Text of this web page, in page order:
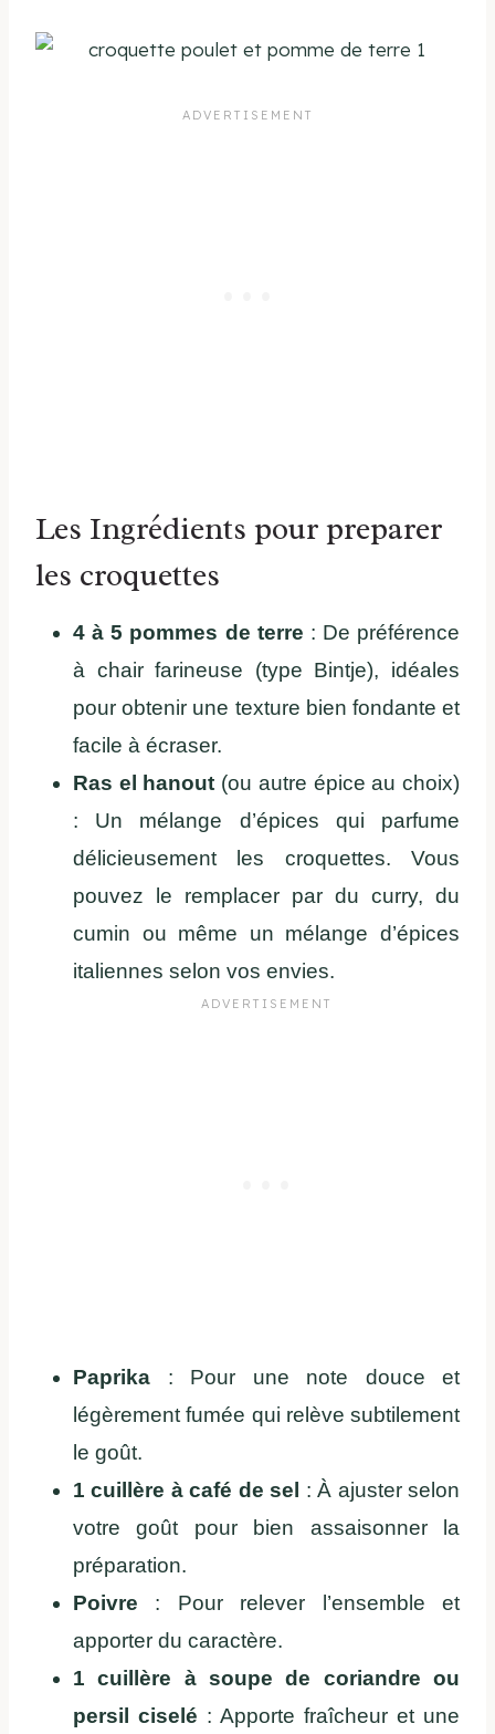
Les Ingrédients pour preparer
les croquettes
4 à 5 pommes de terre : De préférence
à chair farineuse (type Bintje), idéales
pour obtenir une texture bien fondante et
facile à écraser.
Ras el hanout (ou autre épice au choix)
: Un mélange d’épices qui parfume
délicieusement les croquettes. Vous
pouvez le remplacer par du curry, du
cumin ou même un mélange d’épices
italiennes selon vos envies.
Paprika : Pour une note douce et
légèrement fumée qui relève subtilement
le goût.
1 cuillère à café de sel : À ajuster selon
votre goût pour bien assaisonner la
préparation.
Poivre : Pour relever l’ensemble et
apporter du caractère.
1 cuillère à soupe de coriandre ou
persil ciselé : Apporte fraîcheur et une